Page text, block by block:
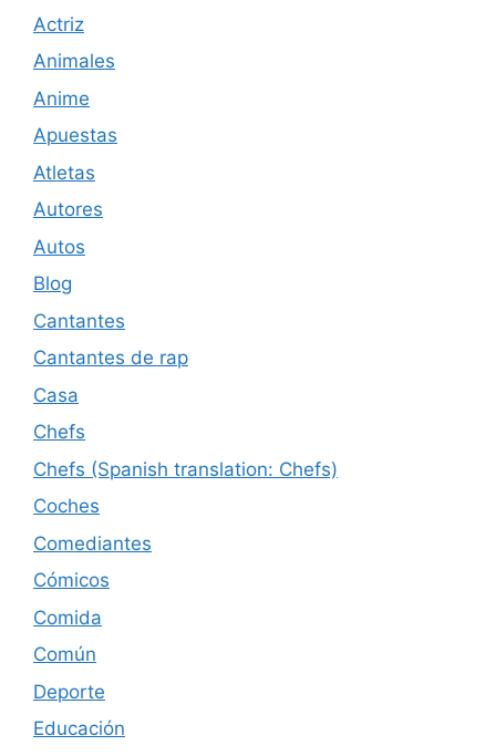
Actriz
Animales
Anime
Apuestas
Atletas
Autores
Autos
Blog
Cantantes
Cantantes de rap
Casa
Chefs
Chefs (Spanish translation: Chefs)
Coches
Comediantes
Cómicos
Comida
Común
Deporte
Educación